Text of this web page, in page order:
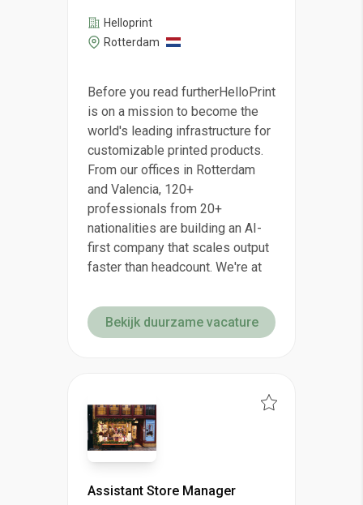
Helloprint
Rotterdam
Before you read furtherHelloPrint
is on a mission to become the
world's leading infrastructure for
customizable printed products.
From our offices in Rotterdam
and Valencia, 120+
professionals from 20+
nationalities are building an AI-
first company that scales output
faster than headcount. We're at
Bekijk duurzame vacature
Assistant Store Manager